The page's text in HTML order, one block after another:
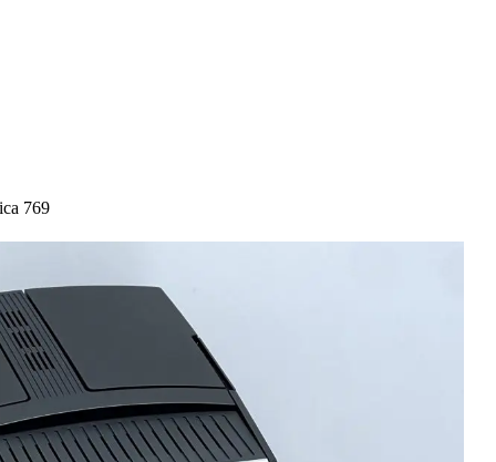
769